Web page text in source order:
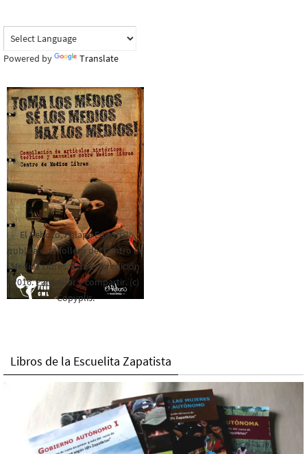
Powered by Translate
El Rebozo, Palapa Editorial,
publica este folleto del Centro de
Medios Libres. Esta es la edición
2016. Para rolar y compartir. (c)
Copyplis.
Libros de la Escuelita Zapatista